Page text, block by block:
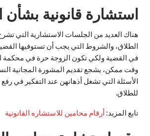
استشارة قانونية بشأن
هناك العديد من الجلسات الاستشارية التي
الطلاق، والشروط التي يجب أن تستوفيها
في القضية ولكي تكون الزوجة حرة في محكمة
وقت ممكن، يشجع تقديم المشورة المجانية
الأسئلة التي تشغل أذهانهن عند التفكير في
للطلاق.
تابع المزيد: أرقام محامين للاستشاره القانونية